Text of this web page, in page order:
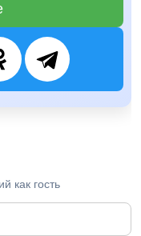
как гость